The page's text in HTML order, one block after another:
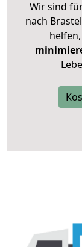
Wir sind
nach
helfen,